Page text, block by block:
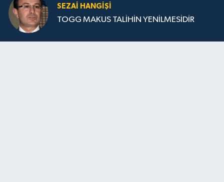
SEZAI HANGİŞİ
TOGG MAKUS TALİHİN YENİLMESİDİR